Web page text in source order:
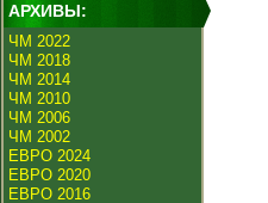
АРХИВЫ:
ЧМ 2022
ЧМ 2018
ЧМ 2014
ЧМ 2010
ЧМ 2006
ЧМ 2002
ЕВРО 2024
ЕВРО 2020
ЕВРО 2016